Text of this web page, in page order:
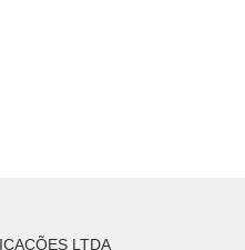
LTDA